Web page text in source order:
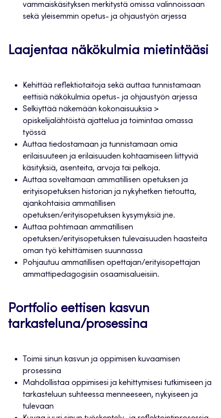
vammaiskäsityksen merkitystä omissa valinnoissaan
sekä yleisemmin opetus- ja ohjaustyön arjessa
Laajentaa näkökulmia mietintääsi
Kehittää reflektiotaitoja sekä auttaa tunnistamaan
eettisiä näkökulmia opetus- ja ohjaustyön arjessa
Selkiyttää näkemään kokonaisuuksia >
opiskelijalähtöistä ajattelua ja toimintaa omassa
työssä
Auttaa tiedostamaan ja tunnistamaan omia
erilaisuuteen ja erilaisuuden kohtaamiseen liittyviä
käsityksiä, asenteita, arvoja tai pelkoja.
Auttaa soveltamaan ammatillisen opetuksen ja
erityisopetuksen historian ja nykyhetken tietoutta,
ajankohtaisia ammatillisen
opetuksen/erityisopetuksen kysymyksiä jne.
Auttaa pohtimaan ammatillisen
opetuksen/erityisopetuksen tulevaisuuden haasteita
oman työ kehittämisen suunnassa
Pohjautuu ammatillisen opettajan/erityisopettajan
ammattipedagogisiin osaamisalueisiin.
Portfolio eettisen kasvun
tarkasteluna/prosessina
Toimii sinun kasvun ja oppimisen kuvaamisen
prosessina
Mahdollistaa oppimisesi ja kehittymisesi tutkimiseen ja
tarkasteluun suhteessa menneeseen, nykyiseen ja
tulevaan